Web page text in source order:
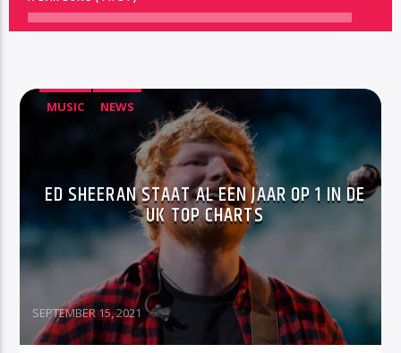
MUSIC NEWS
ED SHEERAN STAAT AL EEN JAAR OP 1 IN DE
UK TOP CHARTS
SEPTEMBER 15, 2021